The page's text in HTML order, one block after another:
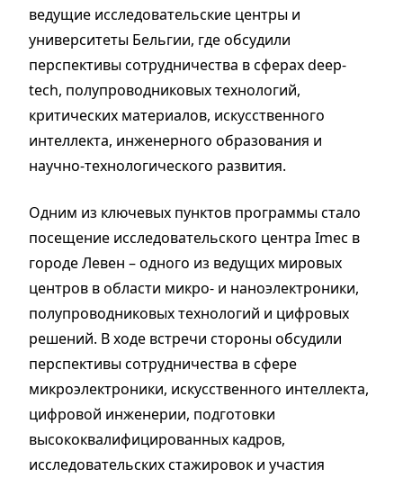
ведущие исследовательские центры и
университеты Бельгии, где обсудили
перспективы сотрудничества в сферах deep-
tech, полупроводниковых технологий,
критических материалов, искусственного
интеллекта, инженерного образования и
научно-технологического развития.
Одним из ключевых пунктов программы стало
посещение исследовательского центра Imec в
городе Левен – одного из ведущих мировых
центров в области микро- и наноэлектроники,
полупроводниковых технологий и цифровых
решений. В ходе встречи стороны обсудили
перспективы сотрудничества в сфере
микроэлектроники, искусственного интеллекта,
цифровой инженерии, подготовки
высококвалифицированных кадров,
исследовательских стажировок и участия